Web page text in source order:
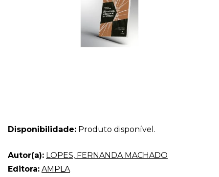
Disponibilidade: Produto disponível.
Autor(a): LOPES, FERNANDA MACHADO
Editora: AMPLA